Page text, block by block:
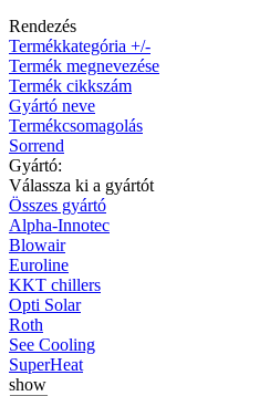
Rendezés
Termékkategória +/-
Termék megnevezése
Termék cikkszám
Gyártó neve
Termékcsomagolás
Sorrend
Gyártó:
Válassza ki a gyártót
Összes gyártó
Alpha-Innotec
Blowair
Euroline
KKT chillers
Opti Solar
Roth
See Cooling
SuperHeat
show